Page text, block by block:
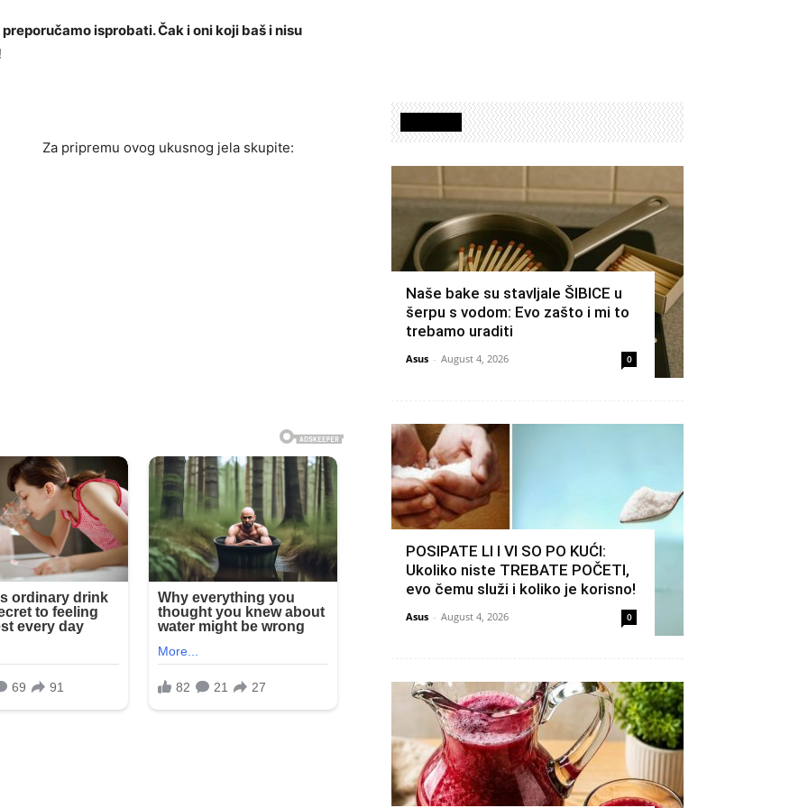
isprobati. Čak i oni koji baš i nisu
Za pripremu ovog ukusnog jela skupite:
Naše bake su stavljale ŠIBICE u
šerpu s vodom: Evo zašto i mi to
trebamo uraditi
Asus - August 4, 2026 0
POSIPATE LI I VI SO PO KUĆI:
Ukoliko niste TREBATE POČETI,
evo čemu služi i koliko je korisno!
Asus - August 4, 2026 0